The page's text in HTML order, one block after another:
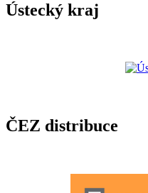
Ústecký kraj
ČEZ distribuce